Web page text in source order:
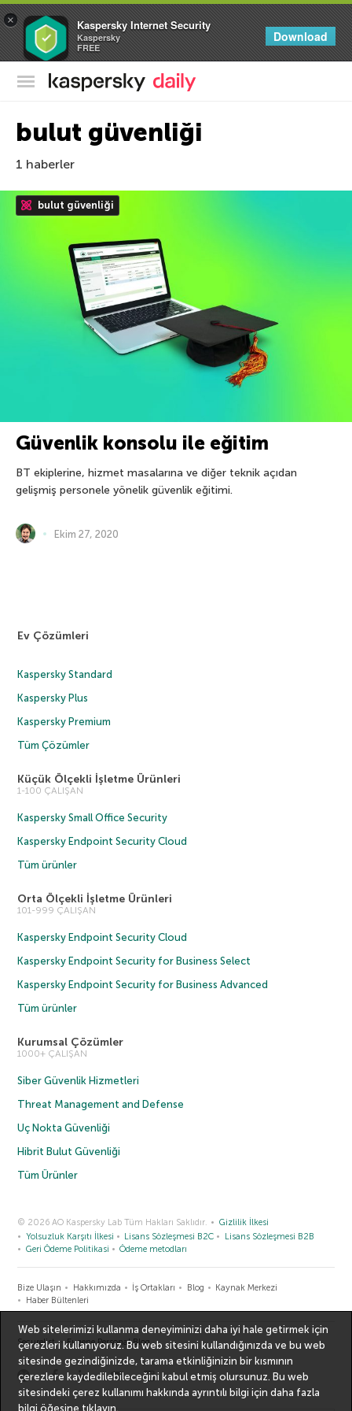
× Kaspersky Internet Security
Kaspersky
FREE
Download
Kaspersky Resmi Blogu
bulut güvenliği
1 haberler
bulut güvenliği
Güvenlik konsolu ile eğitim
BT ekiplerine, hizmet masalarına ve diğer teknik açıdan
gelişmiş personele yönelik güvenlik eğitimi.
Ekim 27, 2020
Ev Çözümleri
Kaspersky Standard
Kaspersky Plus
Kaspersky Premium
Tüm Çözümler
Küçük Ölçekli İşletme Ürünleri
1-100 ÇALIŞAN
Kaspersky Small Office Security
Kaspersky Endpoint Security Cloud
Tüm ürünler
Orta Ölçekli İşletme Ürünleri
101-999 ÇALIŞAN
Kaspersky Endpoint Security Cloud
Kaspersky Endpoint Security for Business Select
Kaspersky Endpoint Security for Business Advanced
Tüm ürünler
Kurumsal Çözümler
1000+ ÇALIŞAN
Siber Güvenlik Hizmetleri
Threat Management and Defense
Uç Nokta Güvenliği
Hibrit Bulut Güvenliği
Tüm Ürünler
© 2026 AO Kaspersky Lab Tüm Hakları Saklıdır.
Gizlilik İlkesi
Yolsuzluk Karşıtı İlkesi
Lisans Sözleşmesi B2C
Lisans Sözleşmesi B2B
Geri Ödeme Politikasi
Ödeme metodları
Bize Ulaşın Hakkımızda İş Ortakları Blog
Kaynak Merkezi
Haber Bültenleri
Securelist Eugene Personal Blog
Web sitelerimizi kullanma deneyiminizi daha iyi hale getirmek için
çerezleri kullanıyoruz. Bu web sitesini kullandığınızda ve bu web
sitesinde gezindiğinizde, tarama etkinliğinizin bir kısmının
çerezlere kaydedilebileceğini kabul etmiş olursunuz. Bu web
sitesindeki çerez kullanımı hakkında ayrıntılı bilgi içindaha fazla
bilgi öğesine tıklayın.